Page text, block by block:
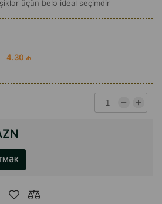
üçün belə ideal seçimdir
4.30 ₼